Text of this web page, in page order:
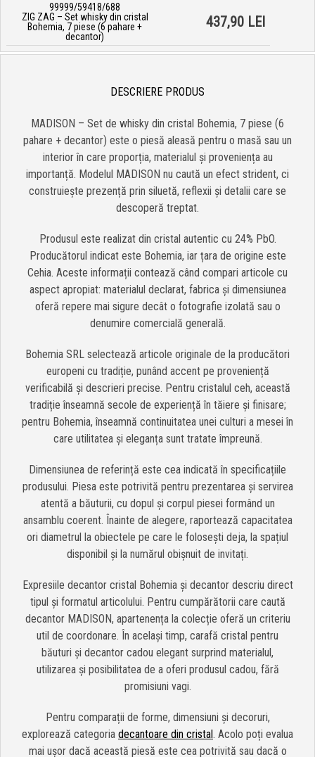
99999/59418/688
ZIG ZAG – Set whisky din cristal
Bohemia, 7 piese (6 pahare +
decantor)
437,90 LEI
DESCRIERE PRODUS
MADISON – Set de whisky din cristal Bohemia, 7 piese (6
pahare + decantor) este o piesă aleasă pentru o masă sau un
interior în care proporția, materialul și proveniența au
importanță. Modelul MADISON nu caută un efect strident, ci
construiește prezență prin siluetă, reflexii și detalii care se
descoperă treptat.
Produsul este realizat din cristal autentic cu 24% PbO.
Producătorul indicat este Bohemia, iar țara de origine este
Cehia. Aceste informații contează când compari articole cu
aspect apropiat: materialul declarat, fabrica și dimensiunea
oferă repere mai sigure decât o fotografie izolată sau o
denumire comercială generală.
Bohemia SRL selectează articole originale de la producători
europeni cu tradiție, punând accent pe proveniență
verificabilă și descrieri precise. Pentru cristalul ceh, această
tradiție înseamnă secole de experiență în tăiere și finisare;
pentru Bohemia, înseamnă continuitatea unei culturi a mesei în
care utilitatea și eleganța sunt tratate împreună.
Dimensiunea de referință este cea indicată în specificațiile
produsului. Piesa este potrivită pentru prezentarea și servirea
atentă a băuturii, cu dopul și corpul piesei formând un
ansamblu coerent. Înainte de alegere, raportează capacitatea
ori diametrul la obiectele pe care le folosești deja, la spațiul
disponibil și la numărul obișnuit de invitați.
Expresiile decantor cristal Bohemia și decantor descriu direct
tipul și formatul articolului. Pentru cumpărătorii care caută
decantor MADISON, apartenența la colecție oferă un criteriu
util de coordonare. În același timp, carafă cristal pentru
băuturi și decantor cadou elegant surprind materialul,
utilizarea și posibilitatea de a oferi produsul cadou, fără
promisiuni vagi.
Pentru comparații de forme, dimensiuni și decoruri,
explorează categoria decantoare din cristal. Acolo poți evalua
mai ușor dacă această piesă este cea potrivită sau dacă o